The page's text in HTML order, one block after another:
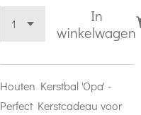
In
winkelwagen
Houten Kerstbal 'Opa' -
Perfect Kerstcadeau voor